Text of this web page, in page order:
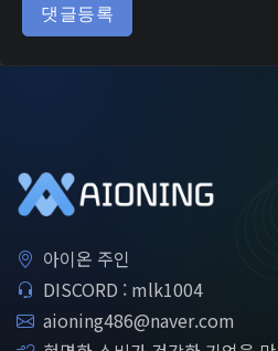
댓글등록
아이온 주인
DISCORD : mlk1004
aioning486@naver.com